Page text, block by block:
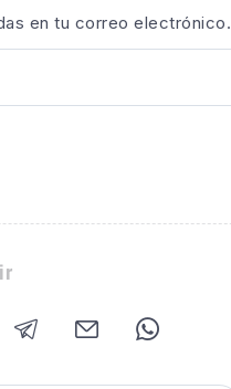
en tu correo electrónico.